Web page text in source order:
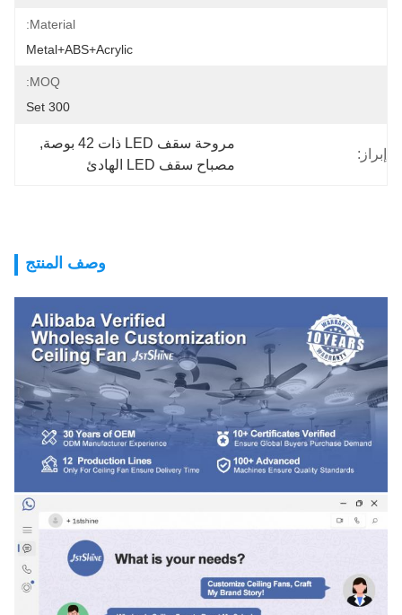
Material:
Metal+ABS+Acrylic
MOQ:
300 Set
إبراز:
مروحة سقف LED ذات 42 بوصة
,
مصباح سقف LED الهادئ
وصف المنتج